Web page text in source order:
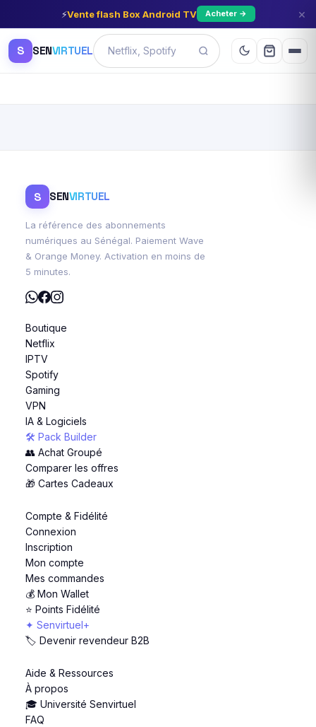
⚡Vente flash Box Android TV Acheter → ×
S SENVIRTUEL
S SENVIRTUEL
La référence des abonnements
numériques au Sénégal. Paiement Wave
& Orange Money. Activation en moins de
5 minutes.
Boutique
Netflix
IPTV
Spotify
Gaming
VPN
IA & Logiciels
🛠️ Pack Builder
👥 Achat Groupé
Comparer les offres
🎁 Cartes Cadeaux
Compte & Fidélité
Connexion
Inscription
Mon compte
Mes commandes
💰 Mon Wallet
⭐ Points Fidélité
✦ Senvirtuel+
🏷️ Devenir revendeur B2B
Aide & Ressources
À propos
🎓 Université Senvirtuel
FAQ